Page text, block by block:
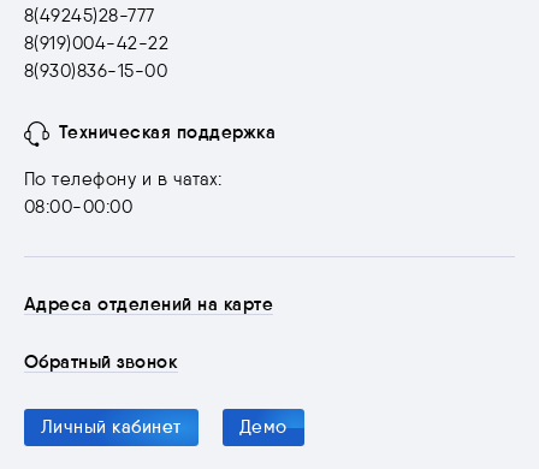
8(49245)28-777
8(919)004-42-22
8(930)836-15-00
Техническая поддержка
По телефону и в чатах:
08:00-00:00
Адреса отделений на карте
Обратный звонок
Личный кабинет Демо